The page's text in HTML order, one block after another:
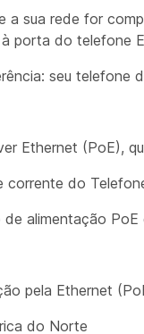
a sua rede for
porta do telefone
seu telefone
Ethernet (PoE),
corrente do
de alimentação
pela Ethernet
do Norte